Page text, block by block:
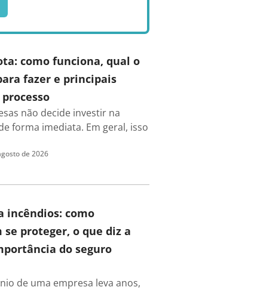
como funciona, qual o
fazer e principais
não decide investir na
forma imediata. Em geral, isso
de 2026
incêndios: como
se proteger, o que diz a
do seguro
de uma empresa leva anos,